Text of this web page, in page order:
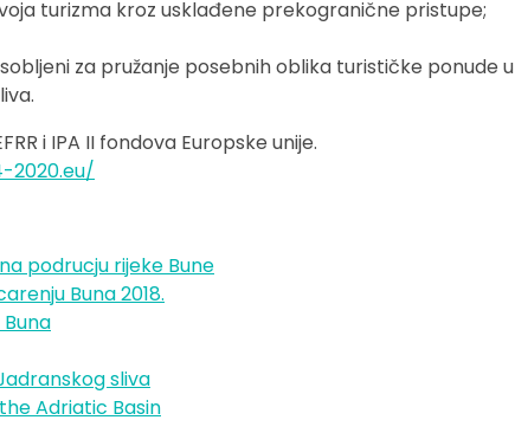
turizma kroz usklađene prekogranične pristupe;
za pružanje posebnih oblika turističke ponude u
i IPA II fondova Europske unije.
2020.eu/
podrucju rijeke Bune
Buna 2018.
sliva
Adriatic Basin